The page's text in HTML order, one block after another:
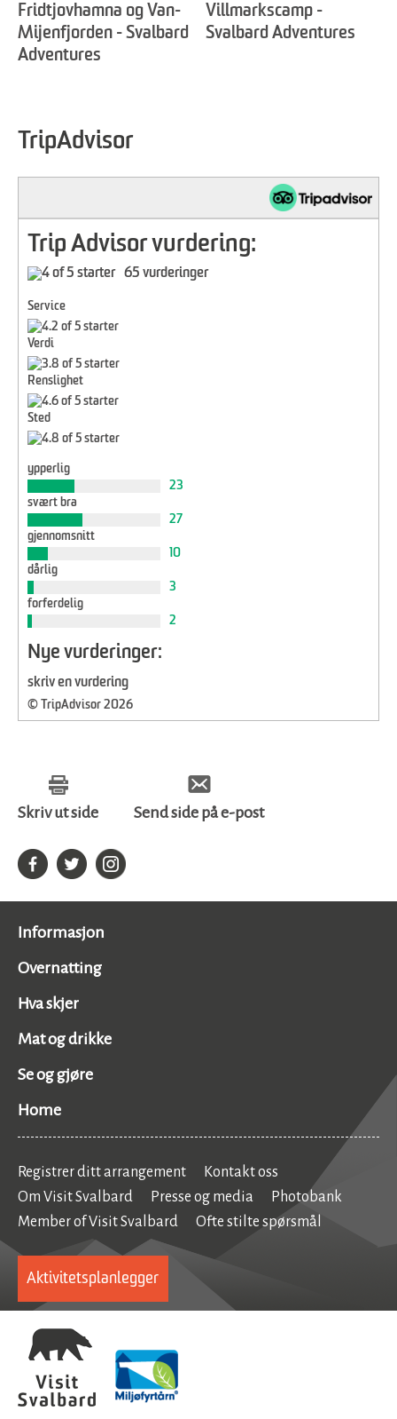
Fridtjovhamna og Van-
Mijenfjorden - Svalbard
Adventures
Villmarkscamp -
Svalbard Adventures
TripAdvisor
Trip Advisor vurdering:
65 vurderinger
Service
Verdi
Renslighet
Sted
ypperlig
23
svært bra
27
gjennomsnitt
10
dårlig
3
forferdelig
2
Nye vurderinger:
skriv en vurdering
© TripAdvisor 2026
Skriv ut side Send side på e-post
Informasjon
Overnatting
Hva skjer
Mat og drikke
Se og gjøre
Home
Registrer ditt arrangement
Kontakt oss
Om Visit Svalbard
Presse og media
Photobank
Member of Visit Svalbard
Ofte stilte spørsmål
Aktivitetsplanlegger